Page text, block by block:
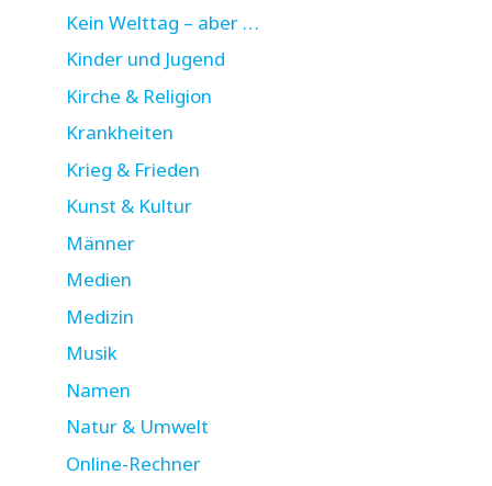
Kein Welttag – aber …
Kinder und Jugend
Kirche & Religion
Krankheiten
Krieg & Frieden
Kunst & Kultur
Männer
Medien
Medizin
Musik
Namen
Natur & Umwelt
Online-Rechner